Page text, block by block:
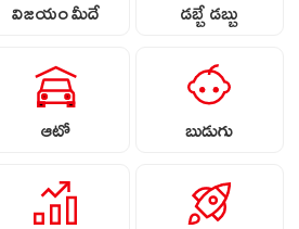
విజయం మీదే డబ్బే డబ్బు
ఆటో బుడుగు